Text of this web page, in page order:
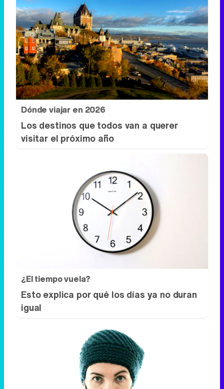
Dónde viajar en 2026
Los destinos que todos van a querer
visitar el próximo año
¿El tiempo vuela?
Esto explica por qué los días ya no duran
igual